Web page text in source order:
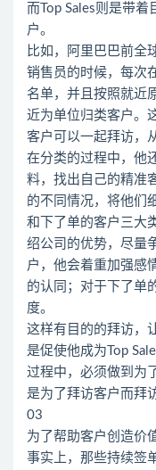
而Top Sales则是带
户。
比如，阿里巴巴前全
销售员的时候，每次
名单，并且按照就近
近为单位归类客户。
客户可以一起拜访，
在分类的过程中，他
料，找出自己的精准
的不同情况，将他们
和下了单的客户三大
绍公司的优势，尽量
户，他会着重加强感
的认同；对于下了单
度。
这样有目的的拜访，
是促使他成为Top
过程中，必须做到为
是为了拜访客户而拜
03
为了帮助客户创造价
事实上，那些持续签